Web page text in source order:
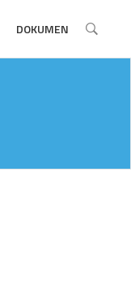
DOKUMEN